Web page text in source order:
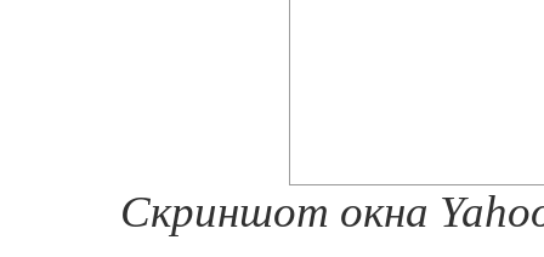
Скриншот окна